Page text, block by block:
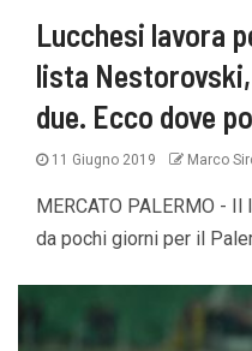
Lucchesi lavora
lista
due. Ecco dove
11 Giugno 2019 Marco
MERCATO PALERMO -
da pochi giorni per il